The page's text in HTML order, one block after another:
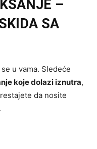
–
SA
u vama. Sledeće
koje dolazi iznutra,
da nosite